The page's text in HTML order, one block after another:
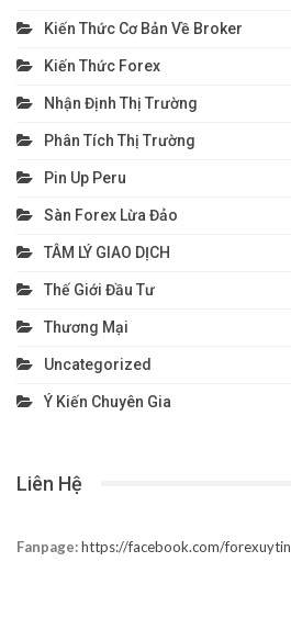
Kiến Thức Cơ Bản Về Broker
Kiến Thức Forex
Nhận Định Thị Trường
Phân Tích Thị Trường
Pin Up Peru
Sàn Forex Lừa Đảo
TÂM LÝ GIAO DỊCH
Thế Giới Đầu Tư
Thương Mại
Uncategorized
Ý Kiến Chuyên Gia
Liên Hệ
Fanpage:https://facebook.com/forexuytin